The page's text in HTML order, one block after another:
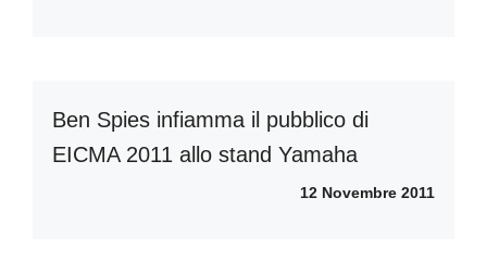
Ben Spies infiamma il pubblico di
EICMA 2011 allo stand Yamaha
12 Novembre 2011